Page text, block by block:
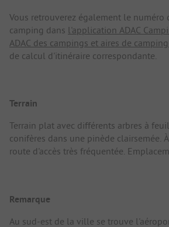
Vous retrouverez également le numéro
camping dans l'application ADAC
ADAC des campings et aires de
de calcul d'itinéraire correspondante.
Terrain
Terrain plat avec différents arbres à
conifères dans une pinède clairsemée.
route d'accès très fréquentée.
Remarque
Au sud-est de la ville se trouve